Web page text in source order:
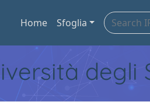
Home Sfoglia
degli